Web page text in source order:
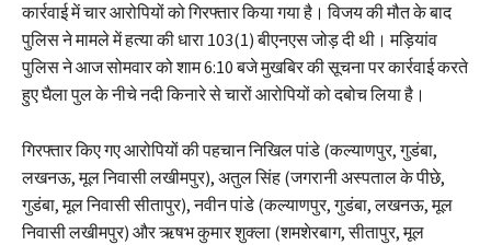
कार्रवाई में चार आरोपियों को गिरफ्तार किया गया है। विजय की मौत के बाद
पुलिस ने मामले में हत्या की धारा 103(1) बीएनएस जोड़ दी थी। मड़ियांव
पुलिस ने आज सोमवार को शाम 6:10 बजे मुखबिर की सूचना पर कार्रवाई करते
हुए घैला पुल के नीचे नदी किनारे से चारों आरोपियों को दबोच लिया है।
गिरफ्तार किए गए आरोपियों की पहचान निखिल पांडे (कल्याणपुर, गुडंबा,
लखनऊ, मूल निवासी लखीमपुर), अतुल सिंह (जगरानी अस्पताल के पीछे,
गुडंबा, मूल निवासी सीतापुर), नवीन पांडे (कल्याणपुर, गुडंबा, लखनऊ, मूल
निवासी लखीमपुर) और ऋषभ कुमार शुक्ला (शमशेरबाग, सीतापुर, मूल